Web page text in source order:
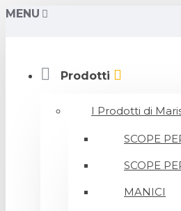
MENU
Prodotti
I Prodotti di
SCOPE
SCOPE
MANICI